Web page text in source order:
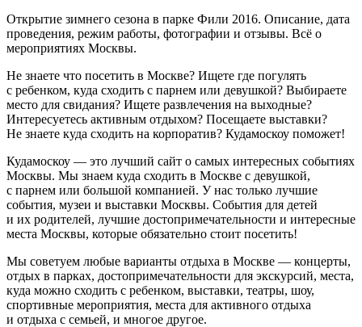
Открытие зимнего сезона в парке Фили 2016. Описание, дата
проведения, режим работы, фотографии и отзывы. Всё о
мероприятиях Москвы.
Не знаете что посетить в Москве? Ищете где погулять
с ребенком, куда сходить с парнем или девушкой? Выбираете
место для свидания? Ищете развлечения на выходные?
Интересуетесь активным отдыхом? Посещаете выставки?
Не знаете куда сходить на корпоратив? Кудамоскоу поможет!
Кудамоскоу — это лучший сайт о самых интересных событиях
Москвы. Мы знаем куда сходить в Москве с девушкой,
с парнем или большой компанией. У нас только лучшие
события, музеи и выставки Москвы. События для детей
и их родителей, лучшие достопримечательности и интересные
места Москвы, которые обязательно стоит посетить!
Мы советуем любые варианты отдыха в Москве — концерты,
отдых в парках, достопримечательности для экскурсий, места,
куда можно сходить с ребенком, выставки, театры, шоу,
спортивные мероприятия, места для активного отдыха
и отдыха с семьей, и многое другое.